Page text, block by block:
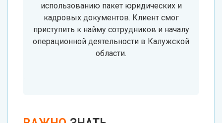
использованию пакет юридических и
кадровых документов. Клиент смог
приступить к найму сотрудников и началу
операционной деятельности в Калужской
области.